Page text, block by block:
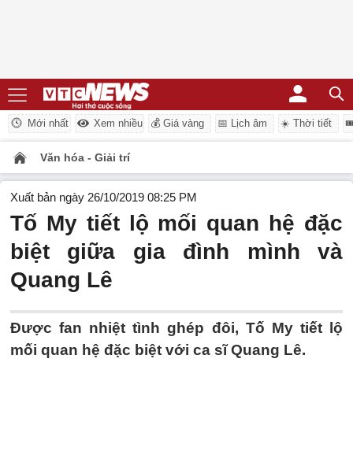
Mới nhất Xem nhiều 💰 Giá vàng 📅 Lịch âm ☀️ Thời tiết
Văn hóa - Giải trí
Xuất bản ngày 26/10/2019 08:25 PM
Tố My tiết lộ mối quan hệ đặc
biệt giữa gia đình mình và
Quang Lê
Được fan nhiệt tình ghép đôi, Tố My tiết lộ
mối quan hệ đặc biệt với ca sĩ Quang Lê.